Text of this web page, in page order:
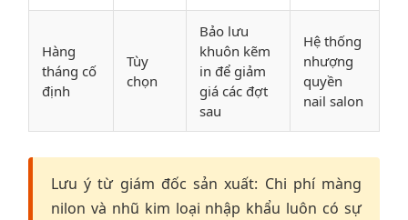
Hàng
tháng cố
định
Tùy
chọn
Bảo lưu
khuôn kẽm
in để giảm
giá các đợt
sau
Hệ thống
nhượng
quyền
nail salon
Lưu ý từ giám đốc sản xuất: Chi phí màng
nilon và nhũ kim loại nhập khẩu luôn có sự